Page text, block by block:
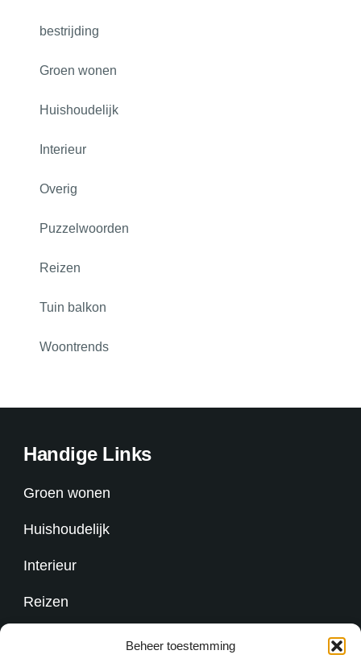
Beheer toestemming
bestrijding
Groen wonen
Huishoudelijk
Interieur
Overig
Puzzelwoorden
Reizen
Tuin balkon
Woontrends
Handige Links
Groen wonen
Huishoudelijk
Interieur
Reizen